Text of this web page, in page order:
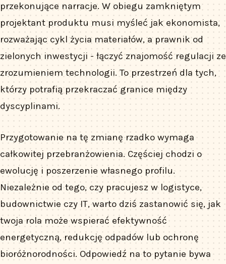
przekonujące narracje. W obiegu zamkniętym
projektant produktu musi myśleć jak ekonomista,
rozważając cykl życia materiałów, a prawnik od
zielonych inwestycji - łączyć znajomość regulacji ze
zrozumieniem technologii. To przestrzeń dla tych,
którzy potrafią przekraczać granice między
dyscyplinami.
Przygotowanie na tę zmianę rzadko wymaga
całkowitej przebranżowienia. Częściej chodzi o
ewolucję i poszerzenie własnego profilu.
Niezależnie od tego, czy pracujesz w logistyce,
budownictwie czy IT, warto dziś zastanowić się, jak
twoja rola może wspierać efektywność
energetyczną, redukcję odpadów lub ochronę
bioróżnorodności. Odpowiedź na to pytanie bywa